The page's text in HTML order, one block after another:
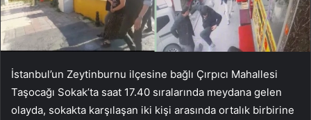
İstanbul’un Zeytinburnu ilçesine bağlı Çırpıcı Mahallesi
Taşocağı Sokak’ta saat 17.40 sıralarında meydana gelen
olayda, sokakta karşılaşan iki kişi arasında ortalık birbirine